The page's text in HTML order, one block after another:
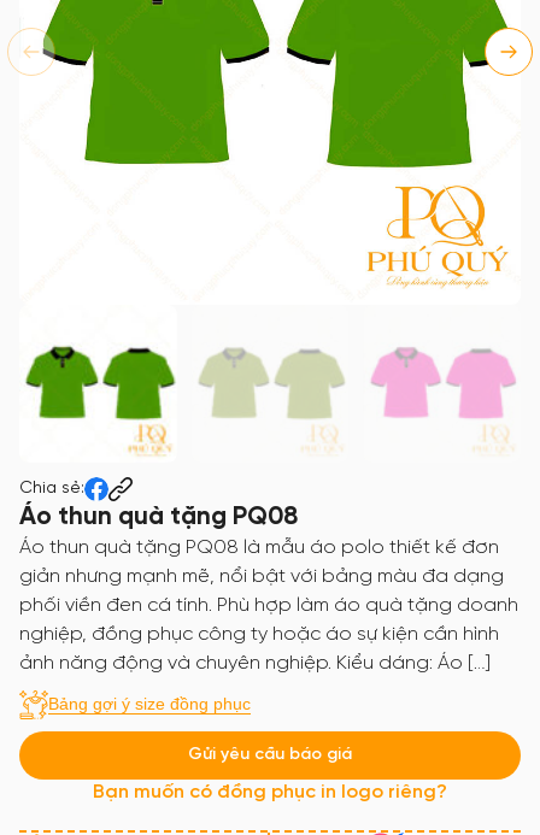
Chia sẻ:
Áo thun quà tặng PQ08
Áo thun quà tặng PQ08 là mẫu áo polo thiết kế đơn
giản nhưng mạnh mẽ, nổi bật với bảng màu đa dạng
phối viền đen cá tính. Phù hợp làm áo quà tặng doanh
nghiệp, đồng phục công ty hoặc áo sự kiện cần hình
ảnh năng động và chuyên nghiệp. Kiểu dáng: Áo […]
Bảng gợi ý size đồng phục
Gửi yêu cầu báo giá
Bạn muốn có đồng phục in logo riêng?